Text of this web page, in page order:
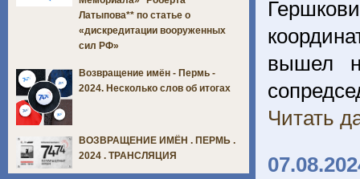
вышел
Читать
Латыпова** по статье о
«дискредитации вооруженных
сил РФ»
Возвращение имён - Пермь -
2024. Несколько слов об итогах
ВОЗВРАЩЕНИЕ ИМЁН . ПЕРМЬ .
2024 . ТРАНСЛЯЦИЯ